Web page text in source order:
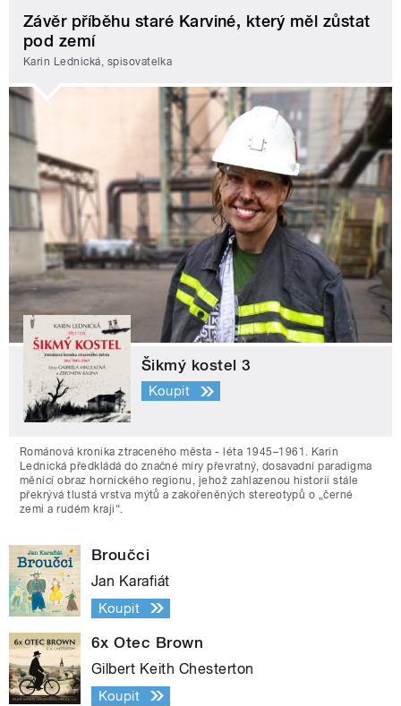
Závěr příběhu staré Karviné, který měl zůstat
pod zemí
Karin Lednická, spisovatelka
Šikmý kostel 3
Koupit
Románová kronika ztraceného města - léta 1945–1961. Karin
Lednická předkládá do značné míry převratný, dosavadní paradigma
měnící obraz hornického regionu, jehož zahlazenou historii stále
překrývá tlustá vrstva mýtů a zakořeněných stereotypů o „černé
zemi a rudém kraji“.
Broučci
Jan Karafiát
Koupit
6x Otec Brown
Gilbert Keith Chesterton
Koupit